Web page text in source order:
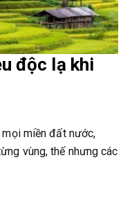
độc lạ khi
mọi miền đất nước,
vùng, thế nhưng các